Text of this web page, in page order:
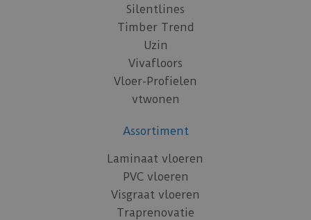
Silentlines
Timber Trend
Uzin
Vivafloors
Vloer-Profielen
vtwonen
Assortiment
Laminaat vloeren
PVC vloeren
Visgraat vloeren
Traprenovatie